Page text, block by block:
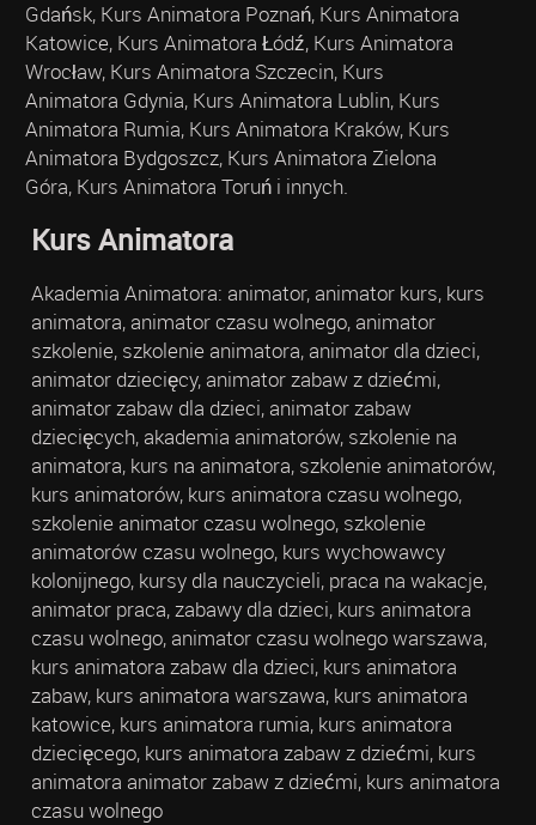
Gdańsk, Kurs Animatora Poznań, Kurs Animatora
Katowice, Kurs Animatora Łódź, Kurs Animatora
Wrocław, Kurs Animatora Szczecin, Kurs
Animatora Gdynia, Kurs Animatora Lublin, Kurs
Animatora Rumia, Kurs Animatora Kraków, Kurs
Animatora Bydgoszcz, Kurs Animatora Zielona
Góra, Kurs Animatora Toruń i innych.
Kurs Animatora
Akademia Animatora: animator, animator kurs, kurs
animatora, animator czasu wolnego, animator
szkolenie, szkolenie animatora, animator dla dzieci,
animator dziecięcy, animator zabaw z dziećmi,
animator zabaw dla dzieci, animator zabaw
dziecięcych, akademia animatorów, szkolenie na
animatora, kurs na animatora, szkolenie animatorów,
kurs animatorów, kurs animatora czasu wolnego,
szkolenie animator czasu wolnego, szkolenie
animatorów czasu wolnego, kurs wychowawcy
kolonijnego, kursy dla nauczycieli, praca na wakacje,
animator praca, zabawy dla dzieci, kurs animatora
czasu wolnego, animator czasu wolnego warszawa,
kurs animatora zabaw dla dzieci, kurs animatora
zabaw, kurs animatora warszawa, kurs animatora
katowice, kurs animatora rumia, kurs animatora
dziecięcego, kurs animatora zabaw z dziećmi, kurs
animatora animator zabaw z dziećmi, kurs animatora
czasu wolnego